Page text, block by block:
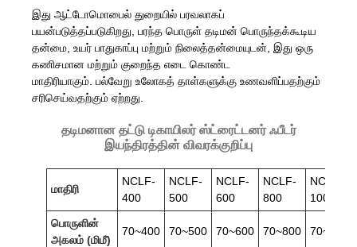
இது ஆட்டோமொபைல் துறையில் பரவலாகப்
பயன்படுத்தப்படுகிறது, பரந்த பொருள் தடிமன் பொருந்தக்கூடிய
தன்மை, உயர் பாதுகாப்பு மற்றும் நிலைத்தன்மையுடன், இது ஒரு
கணிசமான மற்றும் குறைந்த எடை கொண்ட
மாதிரியாகும். பல்வேறு உலோகத் தாள்களுக்கு உணவளிப்பதற்கும்
சரிசெய்வதற்கும் ஏற்றது.
தடிமனான தட்டு டிகாயிலர் ஸ்ட்ரைட்டனர் ஃபீடர்
இயந்திரத்தின் விவரக்குறிப்பு
மாதிரி
NCLF-
400
NCLF-
500
NCLF-
600
NCLF-
800
NCLF-
1000
பொருளின்
அகலம் (மிமீ)
70~400 70~500 70~600 70~800 70~1000